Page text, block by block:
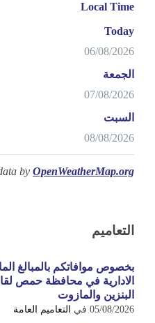
Local Time
Today
06/08/2026
الجمعة
07/08/2026
السبت
08/08/2026
by OpenWeatherMap.org
التعاميم
بخصوص موافاتكم بالمبالغ
الادارية في محافظة حمص
البنزين والمازوت
05/08/2026 في التعاميم العامة